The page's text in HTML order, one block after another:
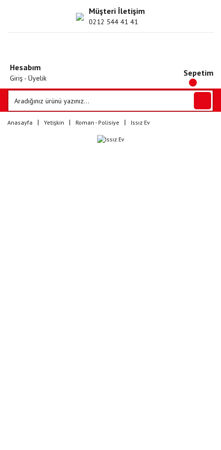
Müşteri İletişim
0212 544 41 41
Hesabım
Giriş - Üyelik
Sepetim
Anasayfa Yetişkin Roman - Polisiye Issız Ev